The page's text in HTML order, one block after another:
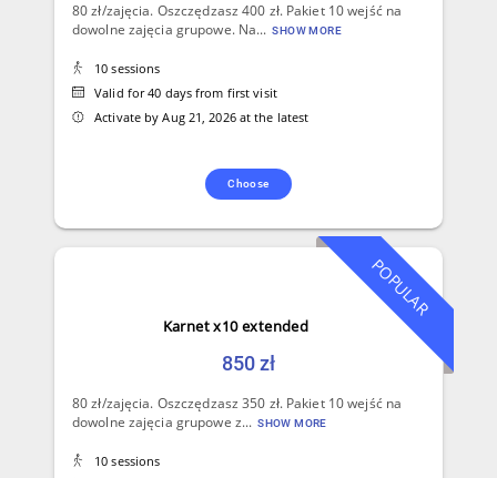
80 zł/zajęcia. Oszczędzasz 400 zł. Pakiet 10 wejść na
dowolne zajęcia grupowe. Na... SHOW MORE
10 sessions
Valid for 40 days from first visit
Activate by Aug 21, 2026 at the latest
Choose
POPULAR
Karnet x10 extended
850 zł
80 zł/zajęcia. Oszczędzasz 350 zł. Pakiet 10 wejść na
dowolne zajęcia grupowe z... SHOW MORE
10 sessions